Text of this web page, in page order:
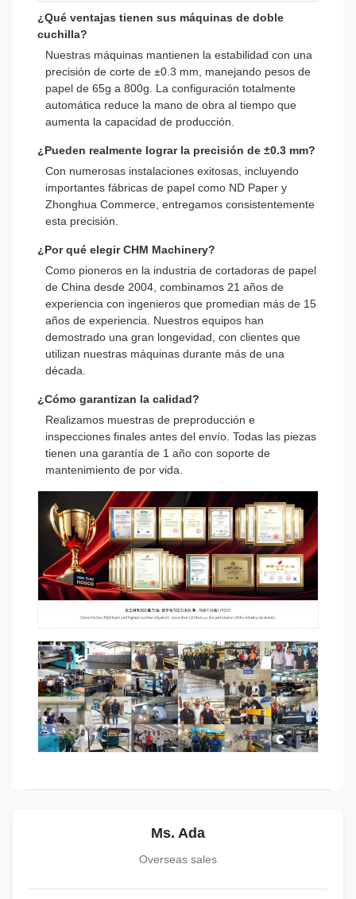
¿Qué ventajas tienen sus máquinas de doble
cuchilla?
Nuestras máquinas mantienen la estabilidad con una
precisión de corte de ±0.3 mm, manejando pesos de
papel de 65g a 800g. La configuración totalmente
automática reduce la mano de obra al tiempo que
aumenta la capacidad de producción.
¿Pueden realmente lograr la precisión de ±0.3 mm?
Con numerosas instalaciones exitosas, incluyendo
importantes fábricas de papel como ND Paper y
Zhonghua Commerce, entregamos consistentemente
esta precisión.
¿Por qué elegir CHM Machinery?
Como pioneros en la industria de cortadoras de papel
de China desde 2004, combinamos 21 años de
experiencia con ingenieros que promedian más de 15
años de experiencia. Nuestros equipos han
demostrado una gran longevidad, con clientes que
utilizan nuestras máquinas durante más de una
década.
¿Cómo garantizan la calidad?
Realizamos muestras de preproducción e
inspecciones finales antes del envío. Todas las piezas
tienen una garantía de 1 año con soporte de
mantenimiento de por vida.
Ms. Ada
Overseas sales